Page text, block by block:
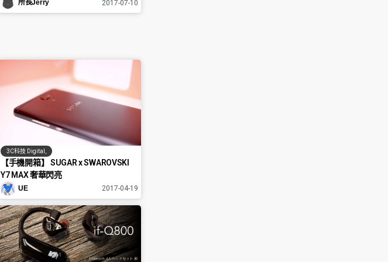
所長Jerry 2017-07-10
3C科技 Digital
【手機開箱】 SUGAR x SWAROVSKI
Y7 MAX 奢華閃亮
UE 2017-04-19